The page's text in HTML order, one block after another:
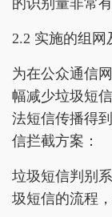
的识别量非常有
2.2 实施的组网
为在公众通信
幅减少垃圾短
法短信传播得
信拦截方案：
垃圾短信判别
圾短信的流程